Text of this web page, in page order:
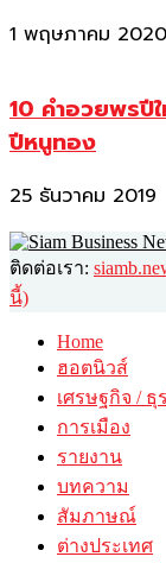
1 พฤษภาคม 2020
10 คำอวยพรปี
ปีหนูทอง
25 ธันวาคม 2019
ติดต่อเรา:
นี้)
Home
ฮอตนิวส์
เศรษฐกิจ / ธุ
การเมือง
รายงาน
บทความ
สัมภาษณ์
ต่างประเทศ